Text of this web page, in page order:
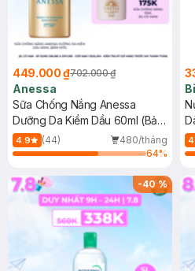
449.000 ₫702.000 ₫
Anessa
Sữa Chống Nắng Anessa
Dưỡng Da Kiềm Dầu 60ml (Bản
Mới)
4.9 (44)
480/tháng
64%
-40%